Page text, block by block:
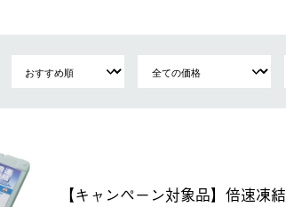
【キャンペーン対象品】倍速凍